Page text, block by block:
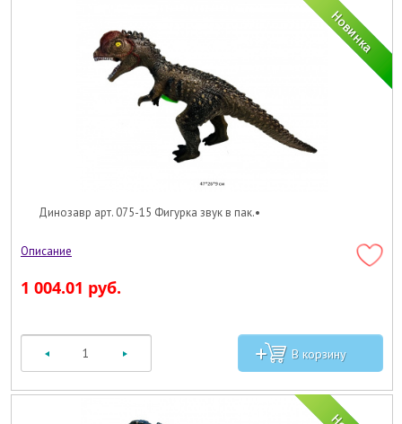
Динозавр арт. 075-15 Фигурка звук в пак.•
1 004.01 руб.